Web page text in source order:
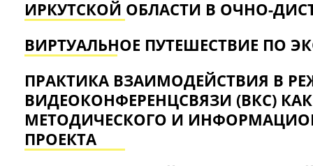
ИРКУТСКОЙ ОБЛАСТИ В ОЧНО-
ВИРТУАЛЬНОЕ ПУТЕШЕСТВИЕ ПО
ПРАКТИКА ВЗАИМОДЕЙСТВИЯ В
ВИДЕОКОНФЕРЕНЦСВЯЗИ (ВКС)
МЕТОДИЧЕСКОГО И
ПРОЕКТА